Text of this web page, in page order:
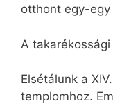
otthont egy-
A
Elsétálunk a
templomhoz.